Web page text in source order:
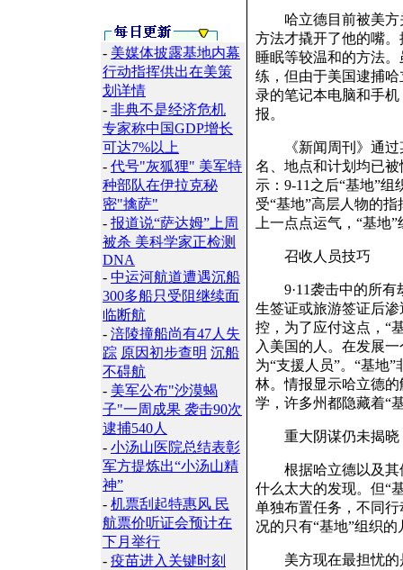
- 美媒体披露基地内幕
行动指挥供出在美策
划详情
- 非典不是经济危机
专家称中国GDP增长
可达7%以上
- 代号"灰狐狸" 美军特
种部队在伊拉克秘
密"擒萨"
- 报道说“萨达姆”上周
被杀 美科学家正检测
DNA
- 中运河航道遭遇沉船
300多船只受阻继续面
临断航
- 涪陵撞船尚有47人失
踪 原因初步查明 沉船
不碍航
- 美军公布"沙漠蝎
子"一周成果 袭击90次
逮捕540人
- 小汤山医院总结表彰
军方提炼出“小汤山精
神”
- 机票刮起特惠风 民
航票价听证会预计在
下月举行
- 疫苗进入关键时刻
哈立德目前被美方
方法才撬开了他的嘴
睡眠等较温和的方法
练，但由于美国逮捕
录的笔记本电脑和手
报。
《新闻周刊》通过
名、地点和计划均已
示：9-11之后“基地”
受“基地”高层人物的
上一点点运气，“基地
召收人员技巧
9·11袭击中的所有
生签证或旅游签证后
控，为了应付这点，“
入美国的人。在发展
为“支援人员”。“基地
林。情报显示哈立德
学，许多州都隐藏着“
重大阴谋仍未揭晓
根据哈立德以及其他
什么太大的发现。但“
单独布置任务，不同
况的只有“基地”组织
美方现在最担忧的